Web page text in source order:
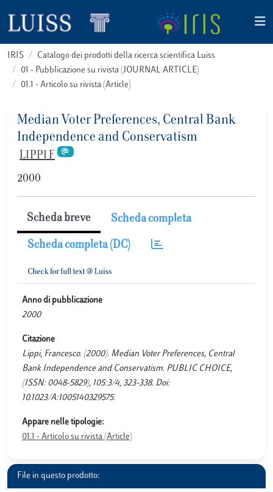
IRIS
Catalogo dei prodotti della ricerca scientifica Luiss
01 - Pubblicazione su rivista (JOURNAL ARTICLE)
01.1 - Articolo su rivista (Article)
Median Voter Preferences, Central Bank
Independence and Conservatism
LIPPI F
2000
Scheda breve Scheda completa
Scheda completa (DC)
Anno di pubblicazione
2000
Citazione
Lippi, Francesco. (2000). Median Voter Preferences, Central
Bank Independence and Conservatism. PUBLIC CHOICE,
(ISSN: 0048-5829), 105:3/4, 323-338. Doi:
10.1023/A:1005140329575.
Appare nelle tipologie:
01.1 - Articolo su rivista (Article)
File in questo prodotto: